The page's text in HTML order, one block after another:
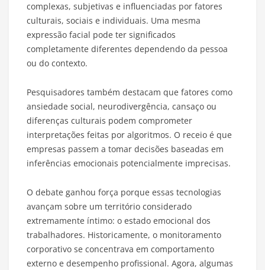
complexas, subjetivas e influenciadas por fatores
culturais, sociais e individuais. Uma mesma
expressão facial pode ter significados
completamente diferentes dependendo da pessoa
ou do contexto.
Pesquisadores também destacam que fatores como
ansiedade social, neurodivergência, cansaço ou
diferenças culturais podem comprometer
interpretações feitas por algoritmos. O receio é que
empresas passem a tomar decisões baseadas em
inferências emocionais potencialmente imprecisas.
O debate ganhou força porque essas tecnologias
avançam sobre um território considerado
extremamente íntimo: o estado emocional dos
trabalhadores. Historicamente, o monitoramento
corporativo se concentrava em comportamento
externo e desempenho profissional. Agora, algumas